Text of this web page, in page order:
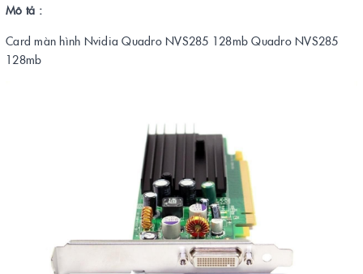
Mô tả :
Card màn hình Nvidia Quadro NVS285 128mb Quadro NVS285
128mb